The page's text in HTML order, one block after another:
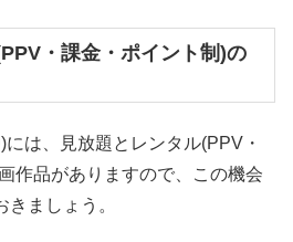
・課金・ポイント制)の
は、見放題とレンタル(PPV・
作品がありますので、この機会
ましょう。